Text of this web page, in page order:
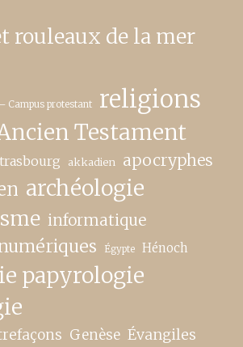
rouleaux de la mer
Campus protestant religions
Testament
akkadien apocryphes
archéologie
informatique
Égypte Hénoch
papyrologie
Genèse Évangiles